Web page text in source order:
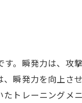
。瞬発力は、
瞬発力を向上
トレーニングメ